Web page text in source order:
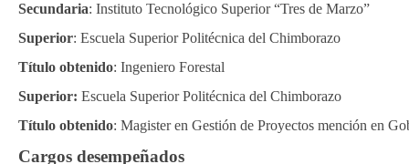
Secundaria: Instituto Tecnológico Superior “Tres de Marzo”
Superior: Escuela Superior Politécnica del Chimborazo
Título obtenido: Ingeniero Forestal
Superior: Escuela Superior Politécnica del Chimborazo
Título obtenido: Magister en Gestión de Proyectos mención en
Cargos desempeñados